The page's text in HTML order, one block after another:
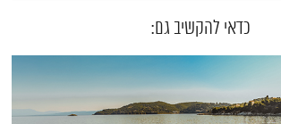
כדאי להקשיב גם: